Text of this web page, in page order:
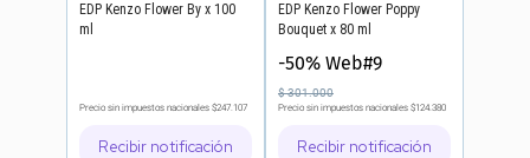
EDP Kenzo Flower By x 100
ml
Precio sin impuestos nacionales $247.107
Recibir notificación
EDP Kenzo Flower Poppy
Bouquet x 80 ml
-50% Web#9
$301.000
Precio sin impuestos nacionales $124.380
Recibir notificación